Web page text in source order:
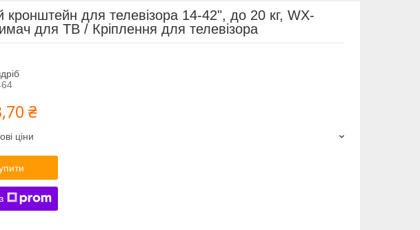
кронштейн для телевізора 14-42", до 20 кг, WX-
для ТВ / Кріплення для телевізора
₴
ціни